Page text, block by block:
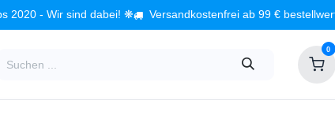
2020 - Wir sind dabei! ❋ Versandkostenfrei ab 99 €
0